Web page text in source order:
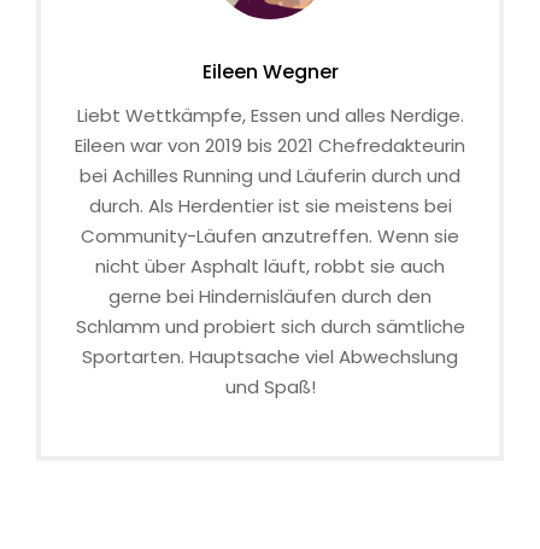
Eileen Wegner
Liebt Wettkämpfe, Essen und alles Nerdige.
Eileen war von 2019 bis 2021 Chefredakteurin
bei Achilles Running und Läuferin durch und
durch. Als Herdentier ist sie meistens bei
Community-Läufen anzutreffen. Wenn sie
nicht über Asphalt läuft, robbt sie auch
gerne bei Hindernisläufen durch den
Schlamm und probiert sich durch sämtliche
Sportarten. Hauptsache viel Abwechslung
und Spaß!